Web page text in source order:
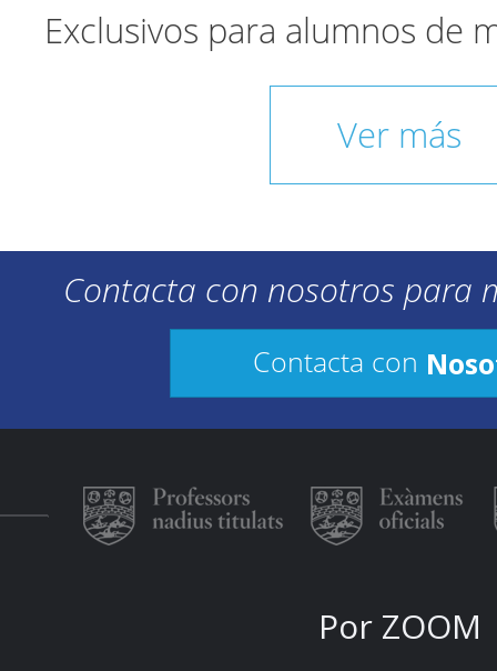
Exclusivos para alumnos de
Ver más
Contacta con nosotros para
Contacta con
Por ZOOM